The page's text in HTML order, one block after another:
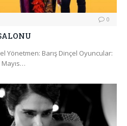
0
Yönetmen: Barış Dinçel Oyuncular: